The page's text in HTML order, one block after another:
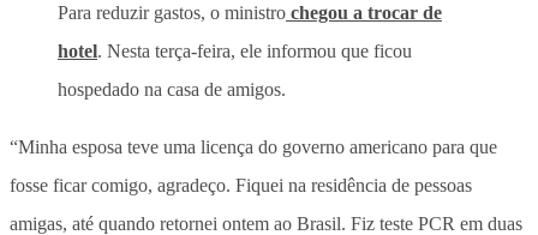
Para reduzir gastos, o ministro chegou a trocar de
hotel. Nesta terça-feira, ele informou que ficou
hospedado na casa de amigos.
“Minha esposa teve uma licença do governo americano para que
fosse ficar comigo, agradeço. Fiquei na residência de pessoas
amigas, até quando retornei ontem ao Brasil. Fiz teste PCR em duas